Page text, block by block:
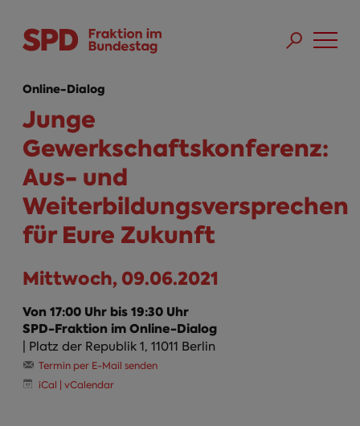
Online-Dialog
Junge
Gewerkschaftskonferenz:
Aus- und
Weiterbildungsversprechen
für Eure Zukunft
Mittwoch, 09.06.2021
Von 17:00 Uhr bis 19:30 Uhr
SPD-Fraktion im Online-Dialog
| Platz der Republik 1, 11011 Berlin
Termin per E-Mail senden
iCal | vCalendar